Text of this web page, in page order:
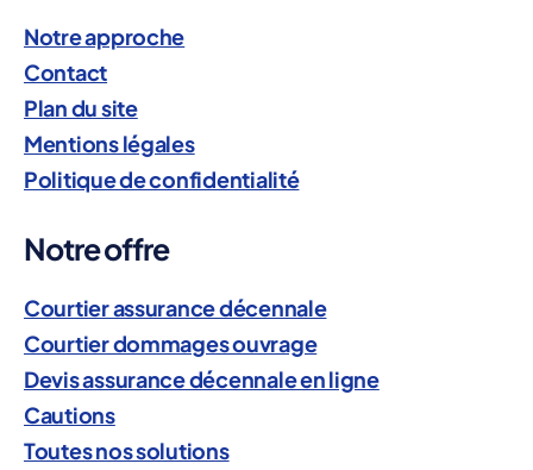
Notre approche
Contact
Plan du site
Mentions légales
Politique de confidentialité
Notre offre
Courtier assurance décennale
Courtier dommages ouvrage
Devis assurance décennale en ligne
Cautions
Toutes nos solutions